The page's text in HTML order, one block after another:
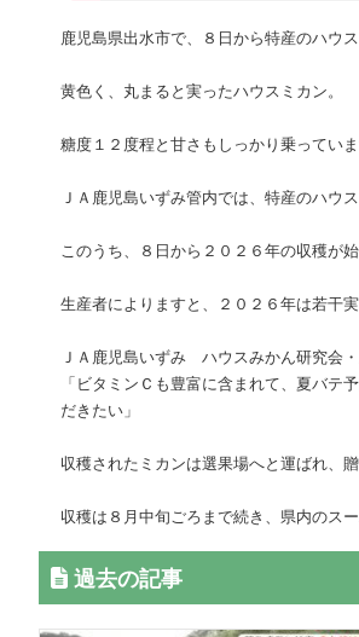
鹿児島県出水市で、８日から特産のハウ
黄色く、丸まると実ったハウスミカン。
糖度１２度程と甘さもしっかり乗っていま
ＪＡ鹿児島いずみ管内では、特産のハウ
このうち、８日から２０２６年の収穫が
生産者によりますと、２０２６年は若干
ＪＡ鹿児島いずみ ハウスみかん研究会
「ビタミンＣも豊富に含まれて、夏バ
だきたい」
収穫されたミカンは選果場へと運ばれ、
収穫は８月中旬ごろまで続き、県内のス
過去の記事